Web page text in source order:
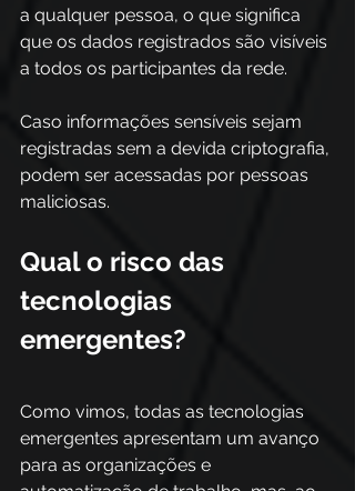
a qualquer pessoa, o que significa
que os dados registrados são visíveis
a todos os participantes da rede.
Caso informações sensíveis sejam
registradas sem a devida criptografia,
podem ser acessadas por pessoas
maliciosas.
Qual o risco das
tecnologias
emergentes?
Como vimos, todas as tecnologias
emergentes apresentam um avanço
para as organizações e